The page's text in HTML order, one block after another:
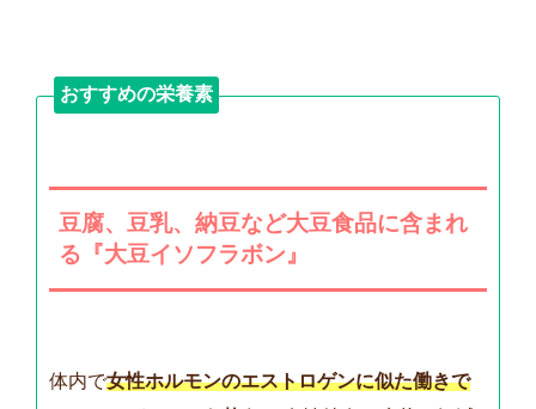
おすすめの栄養素
豆腐、豆乳、納豆など大豆食品に含まれ
る『大豆イソフラボン』
体内で女性ホルモンのエストロゲンに似た働きで